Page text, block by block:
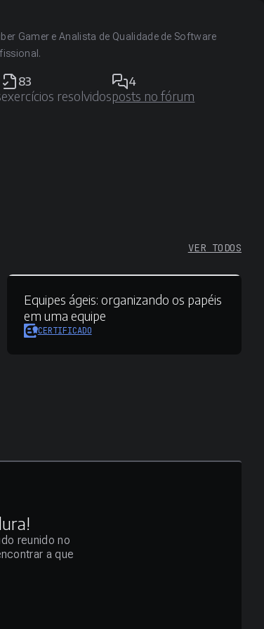
Gamer e Analista de Qualidade de Software
83
exercícios resolvidos
4
posts no fórum
VER TODOS
Equipes ágeis: organizando os papéis
em uma equipe
CERTIFICADO
reunido no
a que